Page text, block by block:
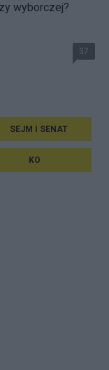
wyborczej?
37
SEJM I SENAT
KO